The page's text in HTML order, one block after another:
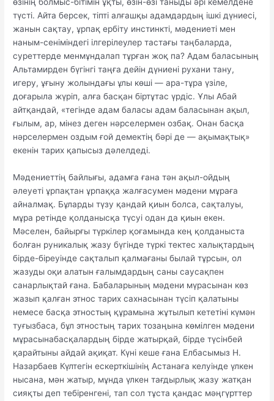
түсті. Айта берсек, тіпті алғашқы адамдардың ішкі дүниесі,
жанын сақтау, ұрпақ ербіту инстинкті, мәдениеті мен
наным-сеніміндегі ілгерілеулер тастағы таңбаларда,
суреттерде менмұндалап тұрған жоқ па? Адам баласының
Альтамирден бүгінгі таңға дейін дүниені рухани тану,
игеру, ұғыну жолындағы ұлы көші — ара-тұра үзіле,
доғарыла жүріп, алға басқан біртұтас үрдіс. Ұлы Абай
айтқандай, «тегінде адам баласы адам баласынан ақыл,
ғылым, ар, мінез деген нәрселермен озбақ. Онан басқа
нәрселермен оздым ғой демектің бәрі де — ақымақтық»
екенін тарих қапысыз дәлелдеді.
Мәдениеттің байлығы, адамға ғана тән ақыл-ойдың
әлеуеті ұрпақтан ұрпаққа жалғасумен мәдени мұраға
айналмақ. Бұларды түзу қандай қиын болса, сақталуы,
мұра ретінде қолданысқа түсуі одан да қиын екен.
Мәселен, байырғы түркілер қоғамында кең қолданыста
болған руникалық жазу бүгінде түркі тектес халықтардың
бірде-біреуінде сақталып қалмағаны былай тұрсын, ол
жазуды оқи алатын ғалымдардың саны саусақпен
санарлықтай ғана. Бабаларының мәдени мүрасынан көз
жазып қалған этнос тарих сахнасынан түсіп қалатыны
немесе басқа этностың құрамына жұтылып кететіні күмән
туғызбаса, бұл этностың тарих тозаңына көмілген мәдени
мұрасынабасқалардың бірде жатырқай, бірде түсінбей
қарайтыны айдай ақиқат. Күні кеше ғана Елбасымыз Н.
Назарбаев Күлтегін ескерткішінің Астанаға келуінде үлкен
нысана, мән жатыр, мұнда үлкен тағдырлық жазу жатқан
сияқты деп тебіренгені, тап сол тұста қандас мәңгүрттер